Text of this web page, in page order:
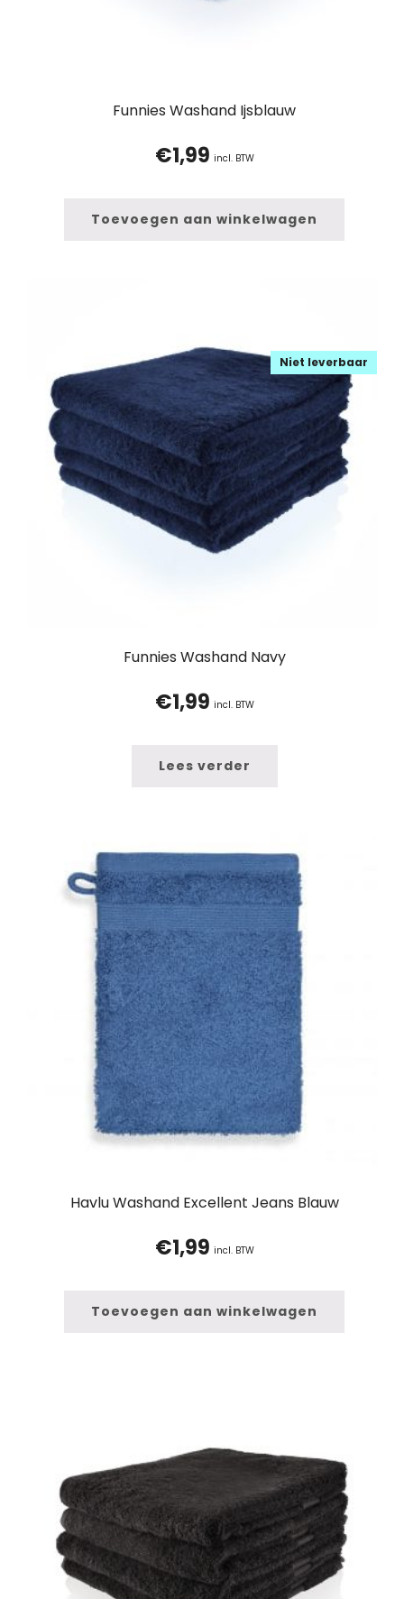
Funnies Washand Ijsblauw
€1,99 incl. BTW
Toevoegen aan winkelwagen
Funnies Washand Navy
Niet leverbaar
€1,99 incl. BTW
Lees verder
Havlu Washand Excellent Jeans Blauw
€1,99 incl. BTW
Toevoegen aan winkelwagen